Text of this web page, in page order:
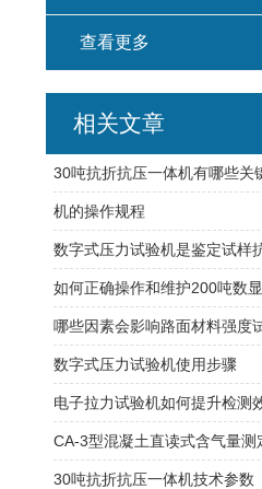
查看更多
相关文章
30吨抗折抗压一体机有哪些关
机的操作规程
数字式压力试验机是鉴定试样
如何正确操作和维护200吨数
数字式压力试验机使用步骤
电子拉力试验机如何提升检测
30吨抗折抗压一体机技术参数